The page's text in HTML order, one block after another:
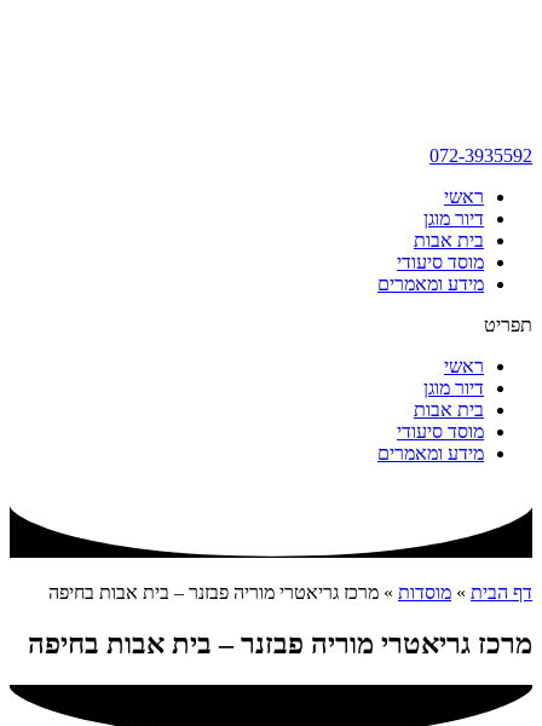
072-3935592
ראשי
דיור מוגן
בית אבות
מוסד סיעודי
מידע ומאמרים
תפריט
ראשי
דיור מוגן
בית אבות
מוסד סיעודי
מידע ומאמרים
דף הבית » מוסדות » מרכז גריאטרי מוריה פבזנר – בית אבות בחיפה
מרכז גריאטרי מוריה פבזנר – בית אבות בחיפה